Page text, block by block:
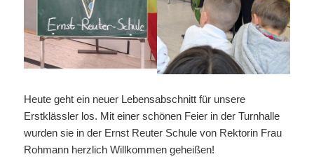
Heute geht ein neuer Lebensabschnitt für unsere
Erstklässler los. Mit einer schönen Feier in der Turnhalle
wurden sie in der Ernst Reuter Schule von Rektorin Frau
Rohmann herzlich Willkommen geheißen!